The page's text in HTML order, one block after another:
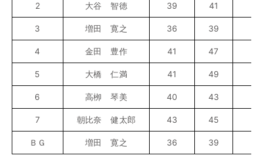
2 大谷 智徳 39 41
3 増田 寛之 36 39
4 金田 豊作 41 47
5 大橋 仁満 41 49
6 高栁 琴美 40 43
7 朝比奈 健太郎 43 45
ＢＧ 増田 寛之 36 39